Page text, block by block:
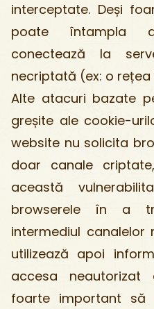
interceptate. Deși
poate întampla
conectează la
necriptată (ex: o
Alte atacuri bazate
greșite ale cookie-
website nu solicita
doar canale
această
browserele în a
intermediul canalelor
utilizează apoi
accesa neautorizat
foarte important